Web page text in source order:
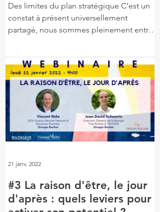
Des limites du plan stratégique C’est un
constat à présent universellement
partagé, nous sommes pleinement entrés
#3 La raison d'être, le jour
d'après : quels leviers pour
21 janv. 2022